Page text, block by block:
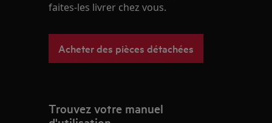
faites-les livrer chez vous.
Acheter des pièces détachées
Trouvez votre manuel